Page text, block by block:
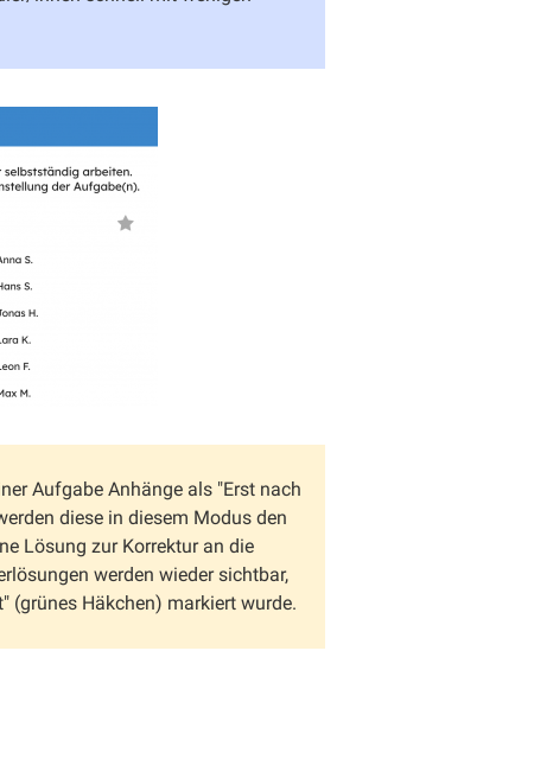
Aufgabe Anhänge als "Erst nach
diese in diesem Modus den
Lösung zur Korrektur an die
werden wieder sichtbar,
(grünes Häkchen) markiert wurde.